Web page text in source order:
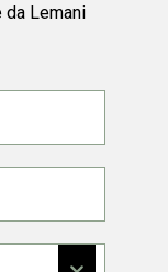
Lemani